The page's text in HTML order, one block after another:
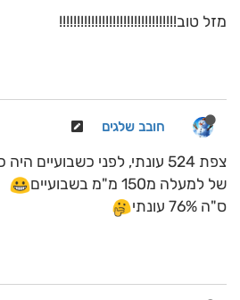
מזל טוב!!!!!!!!!!!!!!!!!!!!!!!!!!!!!!!!!
חובב שלגים
של למעלה מ150 מ"מ בשבועיים
ס"ה 76% עונתי